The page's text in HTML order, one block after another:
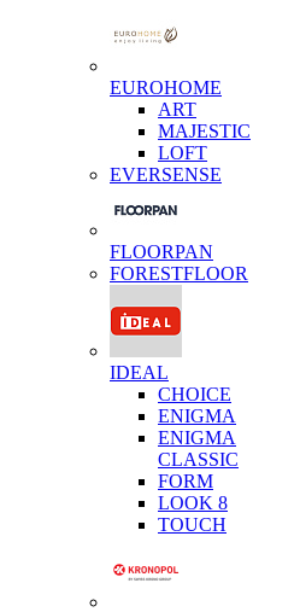
EUROHOME
ART
MAJESTIC
LOFT
EVERSENSE
FLOORPAN
FORESTFLOOR
IDEAL
CHOICE
ENIGMA
ENIGMA
CLASSIC
FORM
LOOK 8
TOUCH